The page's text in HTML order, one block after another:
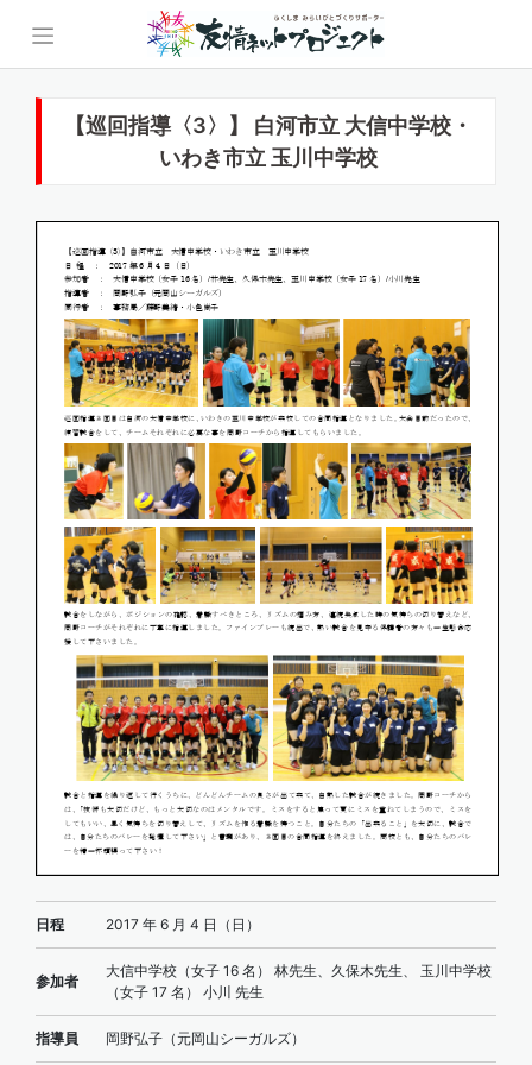
【巡回指導〈3〉】 白河市立 大信中学校・
いわき市立 玉川中学校
日程 2017 年 6 月 4 日（日）
参加者
大信中学校（女子 16 名） 林先生、久保木先生、 玉川中学校
（女子 17 名） 小川 先生
指導員 岡野弘子（元岡山シーガルズ）